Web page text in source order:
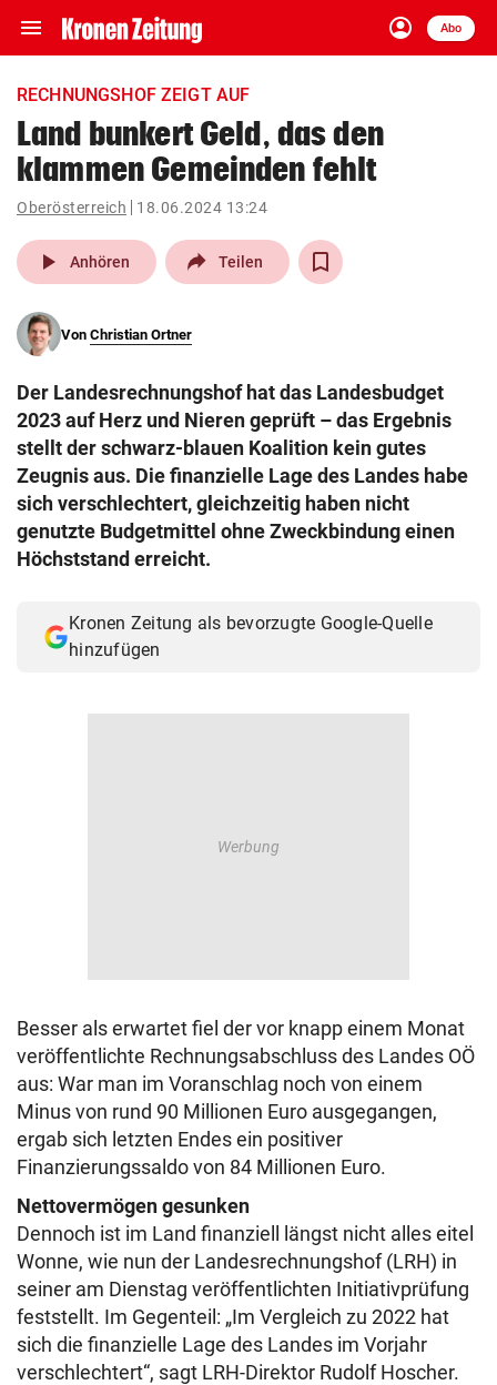
menu Navigation
ein-/ausklappen
account_circle
Anmelden
Abo
close Schließen
account_circle Anmelden
arrow_right
pin_drop
Wien arrow_right
search
eingeben
© Krone Multimedia GmbH & Co KG 2026
Muthgasse 2, 1190 Wien
RECHNUNGSHOF ZEIGT AUF
Land bunkert Geld, das den
klammen Gemeinden fehlt
Oberösterreich 18.06.2024 13:24
play_arrow Anhören Teilen
Von Christian Ortner
Der Landesrechnungshof hat das Landesbudget
2023 auf Herz und Nieren geprüft – das Ergebnis
stellt der schwarz-blauen Koalition kein gutes
Zeugnis aus. Die finanzielle Lage des Landes habe
sich verschlechtert, gleichzeitig haben nicht
genutzte Budgetmittel ohne Zweckbindung einen
Höchststand erreicht.
Kronen Zeitung als bevorzugte Google-Quelle
hinzufügen
Besser als erwartet fiel der vor knapp einem Monat
veröffentlichte Rechnungsabschluss des Landes OÖ
aus: War man im Voranschlag noch von einem
Minus von rund 90 Millionen Euro ausgegangen,
ergab sich letzten Endes ein positiver
Finanzierungssaldo von 84 Millionen Euro.
Nettovermögen gesunken
Dennoch ist im Land finanziell längst nicht alles eitel
Wonne, wie nun der Landesrechnungshof (LRH) in
seiner am Dienstag veröffentlichten Initiativprüfung
feststellt. Im Gegenteil: „Im Vergleich zu 2022 hat
sich die finanzielle Lage des Landes im Vorjahr
verschlechtert“, sagt LRH-Direktor Rudolf Hoscher.